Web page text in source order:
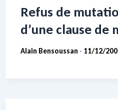
Refus de
d’une clause de
Alain Bensoussan - 11/12/